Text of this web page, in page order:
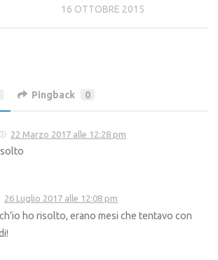
16 OTTOBRE 2015
Pingback 0
22 Marzo 2017 alle 12:28 pm
26 Luglio 2017 alle 12:08 pm
ho risolto, erano mesi che tentavo con